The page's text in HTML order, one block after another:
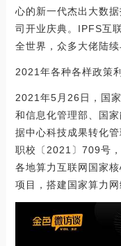
心的新一代杰出大数
司开业庆典。IPFS互
全世界，众多大佬陆续
2021年各种各样政策
2021年5月26日，国
和信息化管理部、国
据中心科技成果转化
职校〔2021〕709号
各地算力互联网国家
项目，搭建国家算力网